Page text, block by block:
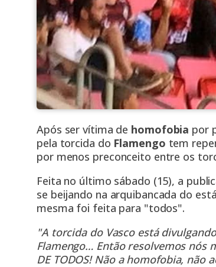
Após ser vítima de homofobia por
pela torcida do Flamengo tem
por menos preconceito entre os
Feita no último sábado (15), a
se beijando na arquibancada do
mesma foi feita para "todos".
"A torcida do Vasco está
Flamengo… Então resolvemos nós
DE TODOS! Não a homofobia, não